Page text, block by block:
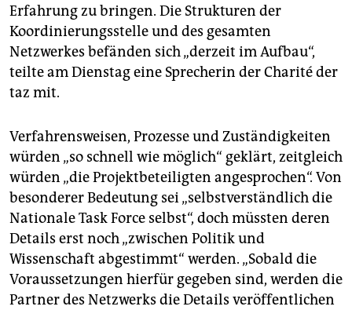
Erfahrung zu bringen. Die Strukturen der
Koordinierungsstelle und des gesamten
Netzwerkes befänden sich „derzeit im Aufbau“,
teilte am Dienstag eine Sprecherin der Charité der
taz mit.
Verfahrensweisen, Prozesse und Zuständigkeiten
würden „so schnell wie möglich“ geklärt, zeitgleich
würden „die Projektbeteiligten angesprochen“. Von
besonderer Bedeutung sei „selbstverständlich die
Nationale Task Force selbst“, doch müssten deren
Details erst noch „zwischen Politik und
Wissenschaft abgestimmt“ werden. „Sobald die
Voraussetzungen hierfür gegeben sind, werden die
Partner des Netzwerks die Details veröffentlichen